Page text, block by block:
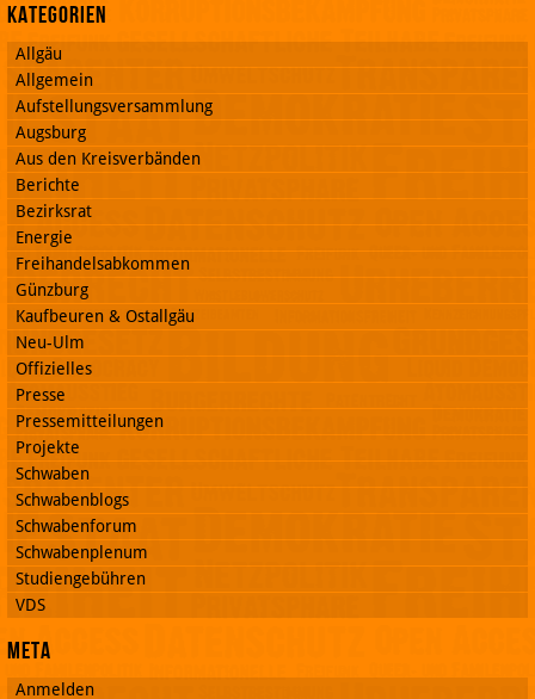
Kategorien
Allgäu
Allgemein
Aufstellungsversammlung
Augsburg
Aus den Kreisverbänden
Berichte
Bezirksrat
Energie
Freihandelsabkommen
Günzburg
Kaufbeuren & Ostallgäu
Neu-Ulm
Offizielles
Presse
Pressemitteilungen
Projekte
Schwaben
Schwabenblogs
Schwabenforum
Schwabenplenum
Studiengebühren
VDS
Meta
Anmelden